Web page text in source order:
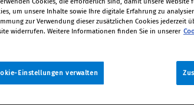
Von 11. Juni 2024 bis 12. Juni 2024 / Köln
Bei der Unternehmensführung und -
um unsere Inhalte sowie Ihre digitale Erfahrung zu
zur Verwendung dieser zusätzlichen Cookies jederzeit
widerrufen. Weitere Informationen finden Sie in unserer
Einstellungen verwalten